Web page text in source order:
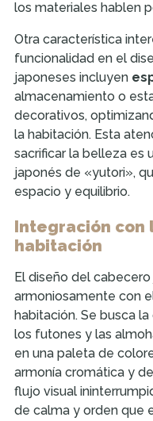
los materiales hablen
Otra característica
funcionalidad en el
japoneses incluyen
almacenamiento o
decorativos,
la habitación. Esta
sacrificar la belleza es
japonés de «yutori»,
espacio y equilibrio.
Integración con
habitación
El diseño del
armoniosamente con
habitación. Se busca
los futones y las
en una paleta de
armonía cromática y
flujo visual
de calma y orden que